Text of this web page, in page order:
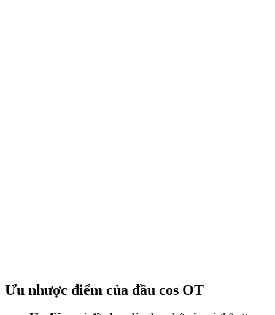
Ưu nhược điểm của đầu cos OT